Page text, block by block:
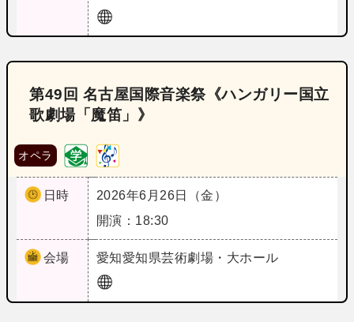
第49回 名古屋国際音楽祭《ハンガリー国立
歌劇場「魔笛」》
オペラ
日時
2026年6月26日（金）
開演：18:30
会場 愛知愛知県芸術劇場・大ホール